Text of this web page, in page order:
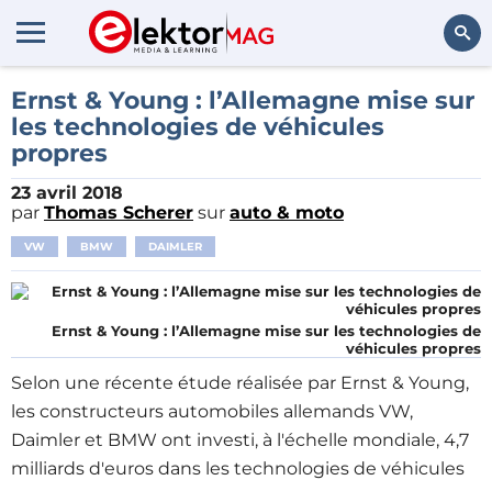
Rechercher
Ernst & Young : l’Allemagne mise sur
les technologies de véhicules
propres
23 avril 2018
par Thomas Scherer sur auto & moto
VW BMW DAIMLER
Ernst & Young : l’Allemagne mise sur les technologies de
véhicules propres
Selon une récente étude réalisée par Ernst & Young,
les constructeurs automobiles allemands VW,
Daimler et BMW ont investi, à l'échelle mondiale, 4,7
milliards d'euros dans les technologies de véhicules